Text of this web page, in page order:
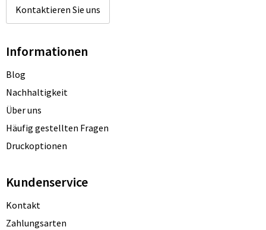
Kontaktieren Sie uns
Informationen
Blog
Nachhaltigkeit
Über uns
Häufig gestellten Fragen
Druckoptionen
Kundenservice
Kontakt
Zahlungsarten